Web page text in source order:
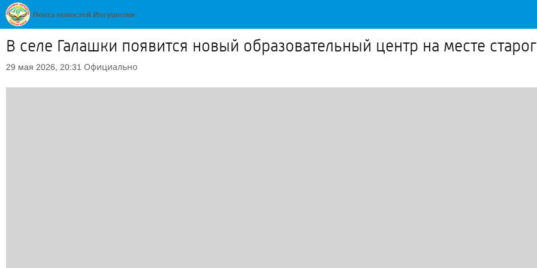
В селе Галашки появится новый образовательный центр на месте
29 мая 2026, 20:31 Официально